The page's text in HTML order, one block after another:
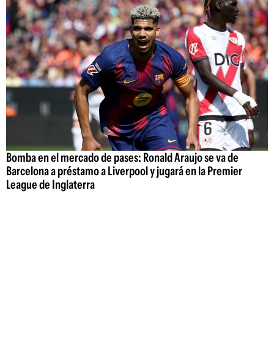
Bomba en el mercado de pases: Ronald Araujo se va de
Barcelona a préstamo a Liverpool y jugará en la Premier
League de Inglaterra